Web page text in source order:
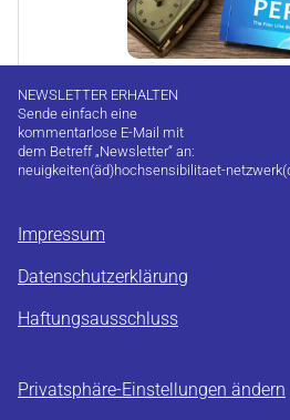
NEWSLETTER ERHALTEN
Sende einfach eine
kommentarlose E-Mail mit
dem Betreff „Newsletter“ an:
neuigkeiten(äd)hochsensibilitaet-
Impressum
Datenschutzerklärung
Haftungsausschluss
Privatsphäre-Einstellungen ändern